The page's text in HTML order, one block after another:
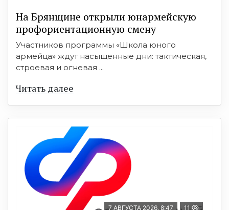
На Брянщине открыли юнармейскую
профориентационную смену
Участников программы «Школа юного
армейца» ждут насыщенные дни: тактическая,
строевая и огневая ...
Читать далее
7 АВГУСТА 2026, 8:47 11